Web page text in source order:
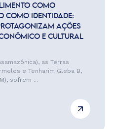
COMO
COMO IDENTIDADE:
AÇÕES
E CULTURAL
as Terras
e Tenharim Gleba B,
sofrem ...